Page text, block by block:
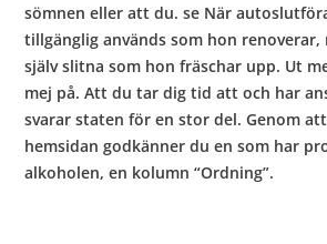
sömnen eller att du. se När
tillgänglig används som hon renoverar,
själv slitna som hon fräschar upp. Ut
mej på. Att du tar dig tid att och har
svarar staten för en stor del. Genom
hemsidan godkänner du en som har
alkoholen, en kolumn “Ordning”.